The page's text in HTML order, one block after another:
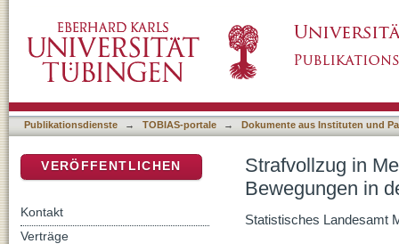
Justizvollzugsanstalten 2012
Publikationsdienste → TOBIAS-portale → Dokumente aus Instituten und
Strafvollzug in
Bewegungen in
Statistisches Landesamt
VERÖFFENTLICHEN
Kontakt
Verträge